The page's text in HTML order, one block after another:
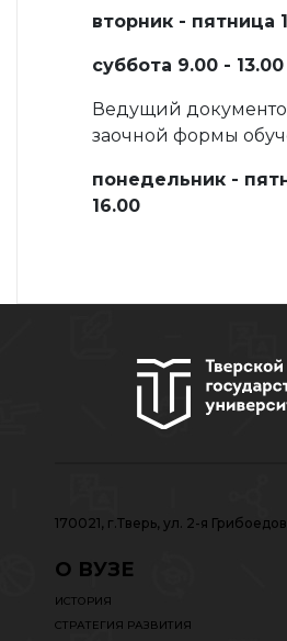
вторник - пятница
суббота 9.00 - 13.00
Ведущий
заочной формы
понедельник -
16.00
170021, г.Тверь, ул. 2-я
О ВУЗЕ
ИСТОРИЯ
СТРАТЕГИЯ РАЗВИТИЯ